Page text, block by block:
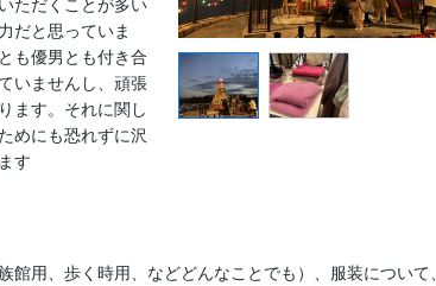
だと思っていま
も優男とも付き合
いませんし、頑張
ます。それに関し
めにも恐れずに沢
す
用、歩く時用、などどんなことでも）、服装について、